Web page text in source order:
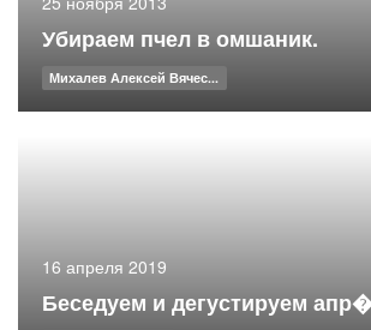
Убираем пчел в омшаник.
Михалев Алексей Вячес...
16 апреля 2019
Беседуем и дегустируем